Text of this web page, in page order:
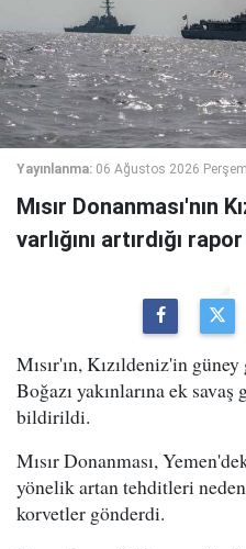
Yayınlanma: 06 Ağustos 2026
Mısır Donanması'nın
varlığını artırdığı
Mısır'ın, Kızıldeniz'in
Boğazı yakınlarına ek savaş
bildirildi.
Mısır Donanması,
yönelik artan tehditleri
korvetler gönderdi.